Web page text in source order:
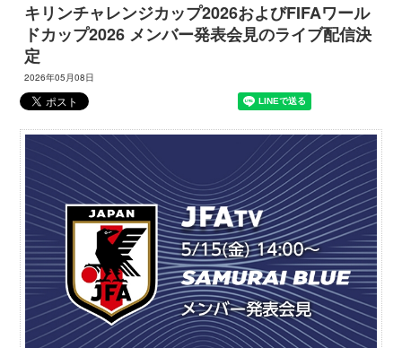
キリンチャレンジカップ2026およびFIFAワール
ドカップ2026 メンバー発表会見のライブ配信決
定
2026年05月08日